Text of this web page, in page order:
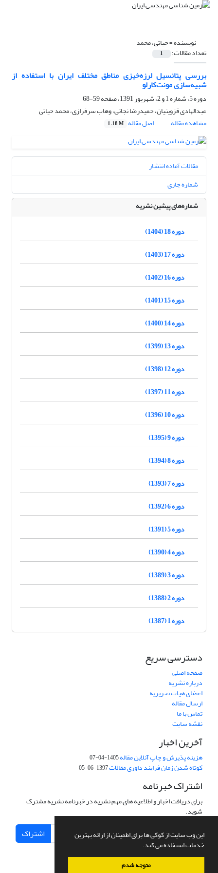
این وب سایت از کوکی ها برای اطمینان از ارائه بهترین
خدمات استفاده می کند.
متوجه شدم
نویسنده =حیاتی، محمد
تعداد مقالات: 1
بررسی پتانسیل لرزه‌خیزی مناطق مختلف ایران با استفاده از
شبیه‌سازی مونت‌کارلو
دوره 5، شماره 1 و 2، شهریور 1391، صفحه
59-68
عبدالهادی قزوینیان، حمیدرضا نجاتی، وهاب سرفرازی، محمد حیاتی
مشاهده مقاله
اصل مقاله 1.18 M
مقالات آماده انتشار
شماره جاری
شماره‌های پیشین نشریه
دوره 18 (1404)
دوره 17 (1403)
دوره 16 (1402)
دوره 15 (1401)
دوره 14 (1400)
دوره 13 (1399)
دوره 12 (1398)
دوره 11 (1397)
دوره 10 (1396)
دوره 9 (1395)
دوره 8 (1394)
دوره 7 (1393)
دوره 6 (1392)
دوره 5 (1391)
دوره 4 (1390)
دوره 3 (1389)
دوره 2 (1388)
دوره 1 (1387)
دسترسی سریع
صفحه اصلی
درباره نشریه
اعضای هیات تحریریه
ارسال مقاله
تماس با ما
نقشه سایت
آخرین اخبار
هزینه پذیرش و چاپ آنلاین مقاله1405-04-07
کوتاه شدن زمان فرایند داوری مقالات1397-06-05
اشتراک خبرنامه
برای دریافت اخبار و اطلاعیه های مهم نشریه در خبرنامه نشریه مشترک
شوید.
اشتراک